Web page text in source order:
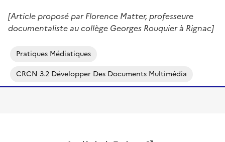
[Article proposé par Florence Matter, professeure
documentaliste au collège Georges Rouquier à Rignac]
Pratiques Médiatiques
CRCN 3.2 Développer Des Documents Multimédia